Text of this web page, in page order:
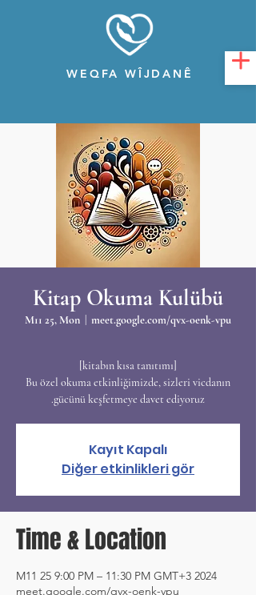
WEQFA WÎJDANÊ
Kitap Okuma Kulübü
M11 25, Mon meet.google.com/qvx-oenk-vpu
Bu özel okuma etkinliğimizde, sizleri vicdanın
gücünü keşfetmeye davet ediyoruz.
Kayıt Kapalı
Diğer etkinlikleri gör
Time & Location
2024 M11 25 9:00 PM – 11:30 PM GMT+3
meet.google.com/qvx-oenk-vpu